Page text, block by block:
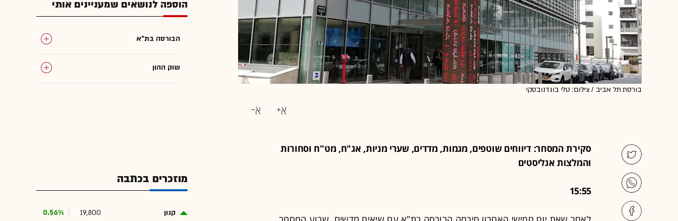
בורסת תל אביב / צילום: טלי בוגדנובסקי
סקירת המסחר: דיווחים שוטפים, מגמות, מדדים, שערי מניות, אג"ח, מט"ח וסחורות
והמלצות אנליסטים
15:55
הוספה לנושאים שמעניינים אותי
הבורסה בת"א
שוק ההון
מוזכרים בכתבה
קנון 19,800
0.56%